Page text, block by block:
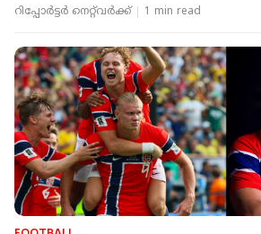
റിപ്പോർട്ടർ നെറ്റ്‌വര്‍ക്ക്‌ 1 min read